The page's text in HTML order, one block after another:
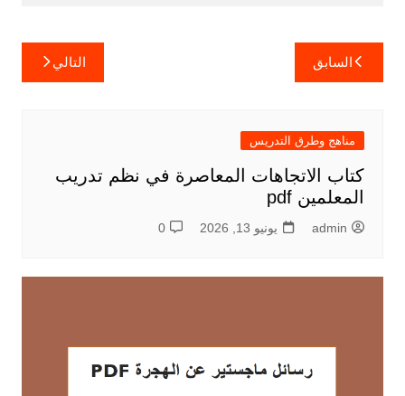
تصفّح
المقالات
السابق التالي
مناهج وطرق التدريس
كتاب الاتجاهات المعاصرة في نظم تدريب
المعلمين pdf
admin يونيو 13, 2026 0